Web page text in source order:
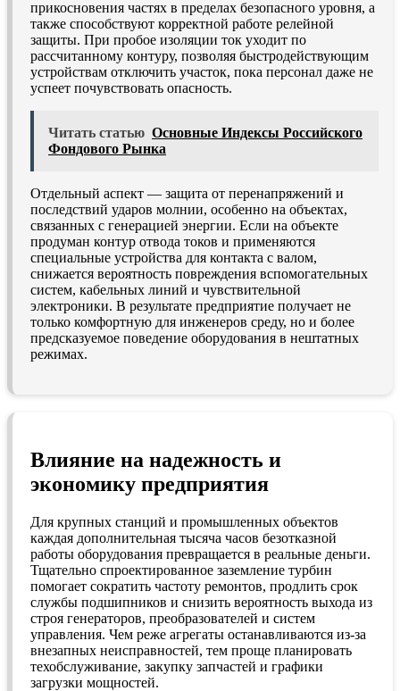
прикосновения частях в пределах безопасного уровня, а
также способствуют корректной работе релейной
защиты. При пробое изоляции ток уходит по
рассчитанному контуру, позволяя быстродействующим
устройствам отключить участок, пока персонал даже не
успеет почувствовать опасность.
Читать статью Основные Индексы Российского
Фондового Рынка
Отдельный аспект — защита от перенапряжений и
последствий ударов молнии, особенно на объектах,
связанных с генерацией энергии. Если на объекте
продуман контур отвода токов и применяются
специальные устройства для контакта с валом,
снижается вероятность повреждения вспомогательных
систем, кабельных линий и чувствительной
электроники. В результате предприятие получает не
только комфортную для инженеров среду, но и более
предсказуемое поведение оборудования в нештатных
режимах.
Влияние на надежность и
экономику предприятия
Для крупных станций и промышленных объектов
каждая дополнительная тысяча часов безотказной
работы оборудования превращается в реальные деньги.
Тщательно спроектированное заземление турбин
помогает сократить частоту ремонтов, продлить срок
службы подшипников и снизить вероятность выхода из
строя генераторов, преобразователей и систем
управления. Чем реже агрегаты останавливаются из‑за
внезапных неисправностей, тем проще планировать
техобслуживание, закупку запчастей и графики
загрузки мощностей.